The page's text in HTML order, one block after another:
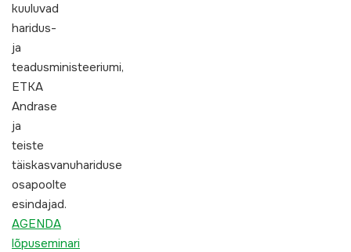
kuuluvad
haridus-
ja
teadusministeeriumi,
ETKA
Andrase
ja
teiste
täiskasvanuhariduse
osapoolte
esindajad.
AGENDA
lõpuseminari